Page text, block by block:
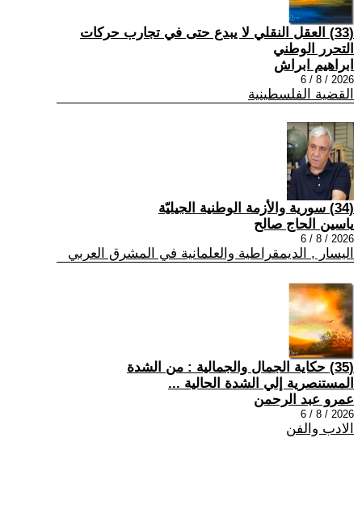
(33) العقل النقلي لا يبدع حتى في تجارب حركات
التحرر الوطني
ابراهيم ابراش
2026 / 8 / 6
القضية الفلسطينية
(34) سورية والأزمة الوطنية الجيليّة
ياسين الحاج صالح
2026 / 8 / 6
اليسار , الديمقراطية والعلمانية في المشرق العربي
(35) حكاية الجمال والجمالية : من الشدة
المستنصرية إلي الشدة الحالية ...
عمرو عبد الرحمن
2026 / 8 / 6
الادب والفن